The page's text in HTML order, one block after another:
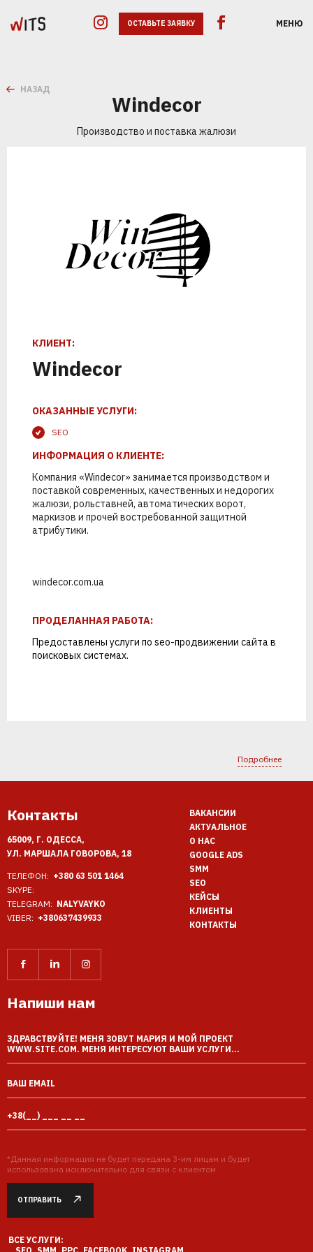
ОСТАВЬТЕ ЗАЯВКУ МЕНЮ
ПОЗВОНИМ
1 2
НАЗАД
Windecor
Производство и поставка жалюзи
КЛИЕНТ:
Windecor
ОКАЗАННЫЕ УСЛУГИ:
SEO
ИНФОРМАЦИЯ О КЛИЕНТЕ:
Компания «Windecor» занимается производством и
поставкой современных, качественных и недорогих
жалюзи, рольставней, автоматических ворот,
маркизов и прочей востребованной защитной
атрибутики.
windecor.com.ua
ПРОДЕЛАННАЯ РАБОТА:
Предоставлены услуги по seo-продвижении сайтав
поисковых системах.
Подробнее
Контакты
65009, Г. ОДЕССА,
УЛ. МАРШАЛА ГОВОРОВА, 18
ТЕЛЕФОН: +380 63 501 1464
SKYPE:
TELEGRAM: NALYVAYKO
VIBER: +380637439933
ВАКАНСИИ
АКТУАЛЬНОЕ
О НАС
GOOGLE ADS
SMM
SEO
КЕЙСЫ
КЛИЕНТЫ
КОНТАКТЫ
Напиши нам
*Данная информация не будет передана 3-им лицам и будет
использована исключительно для связи с клиентом.
ОТПРАВИТЬ
ВСЕ УСЛУГИ:
SEO SMM PPC FACEBOOK INSTAGRAM